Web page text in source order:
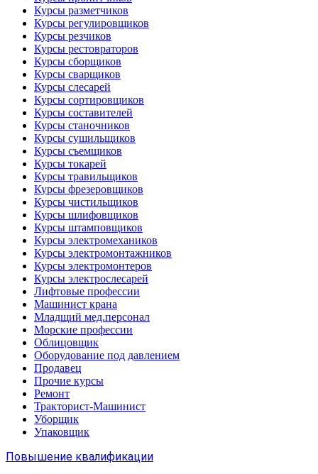
Курсы разметчиков
Курсы регулировщиков
Курсы резчиков
Курсы рестовраторов
Курсы сборщиков
Курсы сварщиков
Курсы слесарей
Курсы сортировщиков
Курсы составителей
Курсы станочников
Курсы сушильщиков
Курсы съемщиков
Курсы токарей
Курсы травильщиков
Курсы фрезеровщиков
Курсы чистильщиков
Курсы шлифовщиков
Курсы штамповщиков
Курсы электромехаников
Курсы электромонтажников
Курсы электромонтеров
Курсы электрослесарей
Лифтовые профессии
Машинист крана
Младщий мед.персонал
Морские профессии
Облицовщик
Оборудование под давлением
Продавец
Прочие курсы
Ремонт
Тракторист-Машинист
Уборщик
Упаковщик
Повышение квалификации